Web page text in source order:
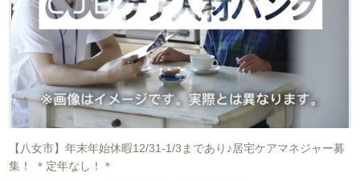
【八女市】年末年始休暇12/31-1/3まであり♪居宅ケアマネジャー募
集！ ＊定年なし！＊